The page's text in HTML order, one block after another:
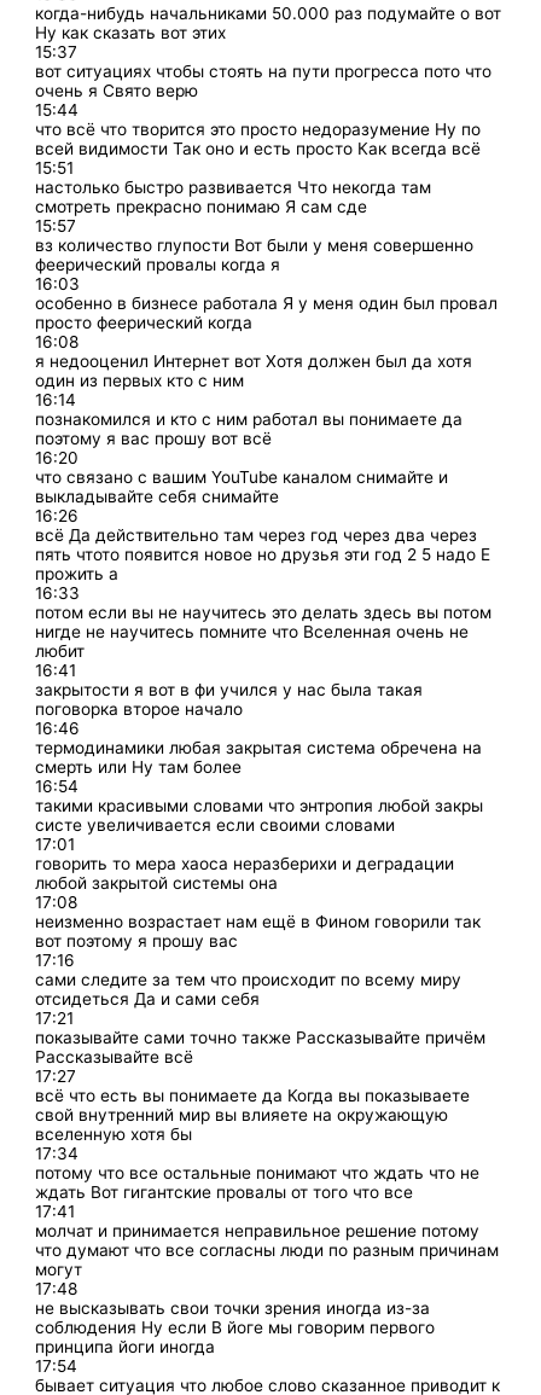
когда-нибудь начальниками 50.000 раз подумайте о вот
Ну как сказать вот этих
15:37
вот ситуациях чтобы стоять на пути прогресса пото что
очень я Свято верю
15:44
что всё что творится это просто недоразумение Ну по
всей видимости Так оно и есть просто Как всегда всё
15:51
настолько быстро развивается Что некогда там
смотреть прекрасно понимаю Я сам сде
15:57
вз количество глупости Вот были у меня совершенно
феерический провалы когда я
16:03
особенно в бизнесе работала Я у меня один был провал
просто феерический когда
16:08
я недооценил Интернет вот Хотя должен был да хотя
один из первых кто с ним
16:14
познакомился и кто с ним работал вы понимаете да
поэтому я вас прошу вот всё
16:20
что связано с вашим YouTube каналом снимайте и
выкладывайте себя снимайте
16:26
всё Да действительно там через год через два через
пять чтото появится новое но друзья эти год 2 5 надо Е
прожить а
16:33
потом если вы не научитесь это делать здесь вы потом
нигде не научитесь помните что Вселенная очень не
любит
16:41
закрытости я вот в фи учился у нас была такая
поговорка второе начало
16:46
термодинамики любая закрытая система обречена на
смерть или Ну там более
16:54
такими красивыми словами что энтропия любой закры
систе увеличивается если своими словами
17:01
говорить то мера хаоса неразберихи и деградации
любой закрытой системы она
17:08
неизменно возрастает нам ещё в Фином говорили так
вот поэтому я прошу вас
17:16
сами следите за тем что происходит по всему миру
отсидеться Да и сами себя
17:21
показывайте сами точно также Рассказывайте причём
Рассказывайте всё
17:27
всё что есть вы понимаете да Когда вы показываете
свой внутренний мир вы влияете на окружающую
вселенную хотя бы
17:34
потому что все остальные понимают что ждать что не
ждать Вот гигантские провалы от того что все
17:41
молчат и принимается неправильное решение потому
что думают что все согласны люди по разным причинам
могут
17:48
не высказывать свои точки зрения иногда из-за
соблюдения Ну если В йоге мы говорим первого
принципа йоги иногда
17:54
бывает ситуация что любое слово сказанное приводит к